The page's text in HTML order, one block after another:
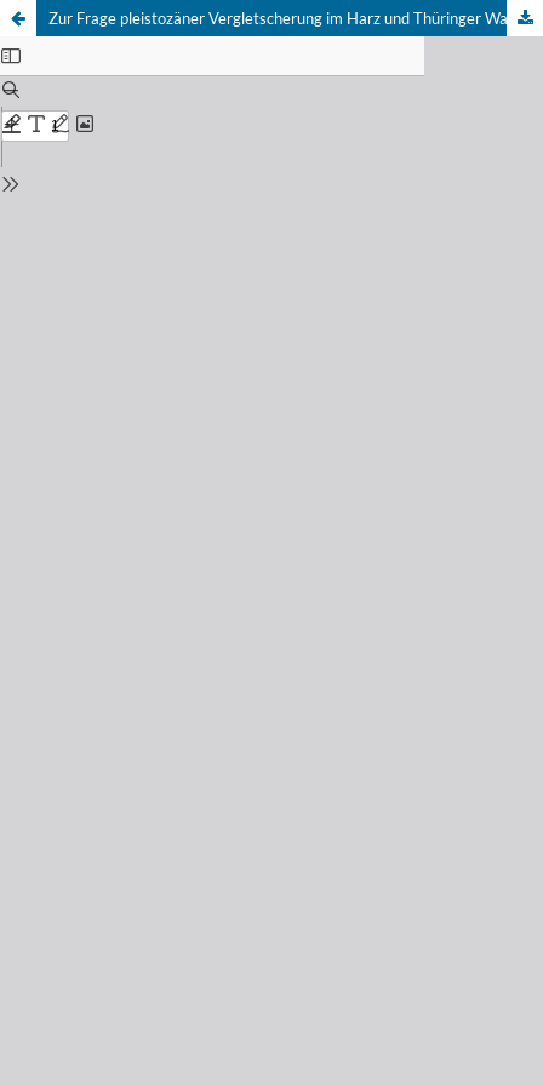
Zur Frage pleistozäner Vergletscherung im Harz und Thüringer Wald